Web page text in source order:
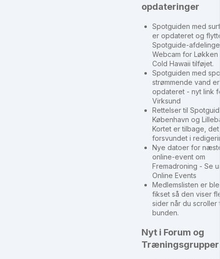
opdateringer
Spotguiden med
er opdateret og
Spotguide-
Webcam for Løkken
Cold Hawaii tilføjet.
Spotguiden med
strømmende vand er
opdateret - nyt link
Virksund
Rettelser til
København og
Kortet er tilbage,
forsvundet i
Nye datoer for
online-event om
Fremadroning - Se
Online Events
Medlemslisten er
fikset så den viser
sider når du scroller
bunden.
Nyt i Forum og
Træningsgrupper